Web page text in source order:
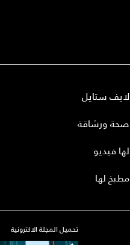
لايف ستايل
صحة ورشاقة
لها فيديو
مطبخ لها
تحميل المجلة الاكترونية